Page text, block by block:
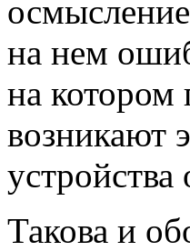
на нем
на котором
возникают
Такова и